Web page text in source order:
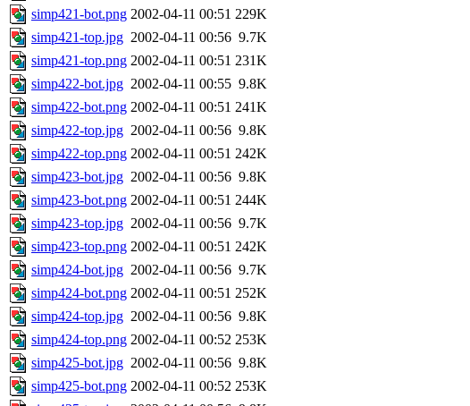
simp421-bot.png 2002-04-11 00:51 229K
simp421-top.jpg 2002-04-11 00:56 9.7K
simp421-top.png 2002-04-11 00:51 231K
simp422-bot.jpg 2002-04-11 00:55 9.8K
simp422-bot.png 2002-04-11 00:51 241K
simp422-top.jpg 2002-04-11 00:56 9.8K
simp422-top.png 2002-04-11 00:51 242K
simp423-bot.jpg 2002-04-11 00:56 9.8K
simp423-bot.png 2002-04-11 00:51 244K
simp423-top.jpg 2002-04-11 00:56 9.7K
simp423-top.png 2002-04-11 00:51 242K
simp424-bot.jpg 2002-04-11 00:56 9.7K
simp424-bot.png 2002-04-11 00:51 252K
simp424-top.jpg 2002-04-11 00:56 9.8K
simp424-top.png 2002-04-11 00:52 253K
simp425-bot.jpg 2002-04-11 00:56 9.8K
simp425-bot.png 2002-04-11 00:52 253K